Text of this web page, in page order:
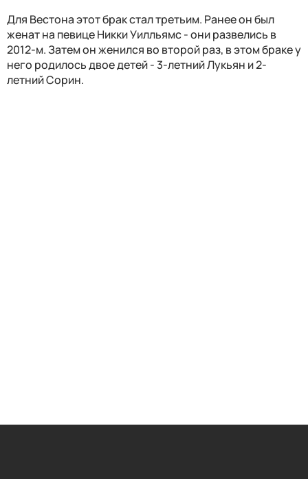
Для Вестона этот брак стал третьим. Ранее он был
женат на певице Никки Уилльямс - они развелись в
2012-м. Затем он женился во второй раз, в этом браке у
него родилось двое детей - 3-летний Лукьян и 2-
летний Сорин.